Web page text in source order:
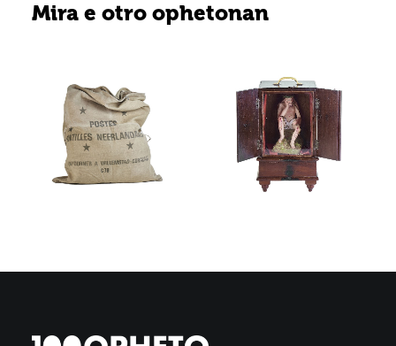
Mira e otro ophetonan